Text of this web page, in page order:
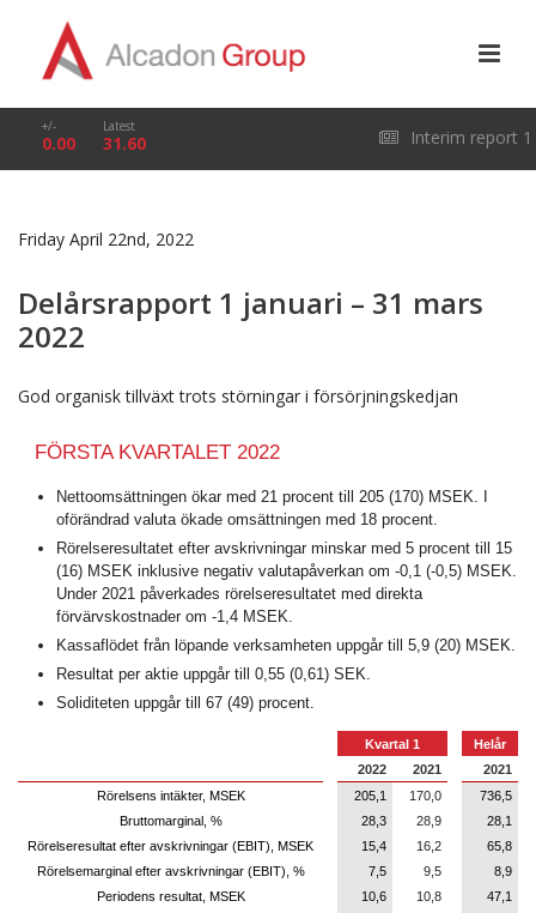
+/-
0.00
Latest
31.60 Interim report 1
Friday April 22nd, 2022
Delårsrapport 1 januari – 31 mars
2022
God organisk tillväxt trots störningar i försörjningskedjan
FÖRSTA KVARTALET 2022
Nettoomsättningen ökar med 21 procent till 205 (170) MSEK. I
oförändrad valuta ökade omsättningen med 18 procent.
Rörelseresultatet efter avskrivningar minskar med 5 procent till 15
(16) MSEK inklusive negativ valutapåverkan om -0,1 (-0,5) MSEK.
Under 2021 påverkades rörelseresultatet med direkta
förvärvskostnader om -1,4 MSEK.
Kassaflödet från löpande verksamheten uppgår till 5,9 (20) MSEK.
Resultat per aktie uppgår till 0,55 (0,61) SEK.
Soliditeten uppgår till 67 (49) procent.
Kvartal 1
Helår
2022
2021
2021
Rörelsens intäkter, MSEK
205,1 170,0
736,5
Bruttomarginal, %
28,3 28,9
28,1
Rörelseresultat efter avskrivningar (EBIT), MSEK
15,4 16,2
65,8
Rörelsemarginal efter avskrivningar (EBIT), %
7,5 9,5
8,9
Periodens resultat, MSEK
10,6 10,8
47,1